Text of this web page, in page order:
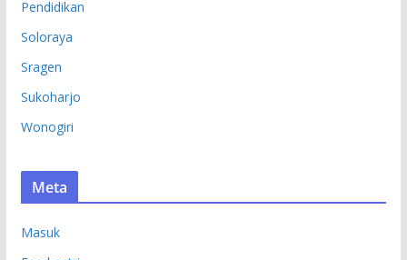
Pendidikan
Soloraya
Sragen
Sukoharjo
Wonogiri
Meta
Masuk